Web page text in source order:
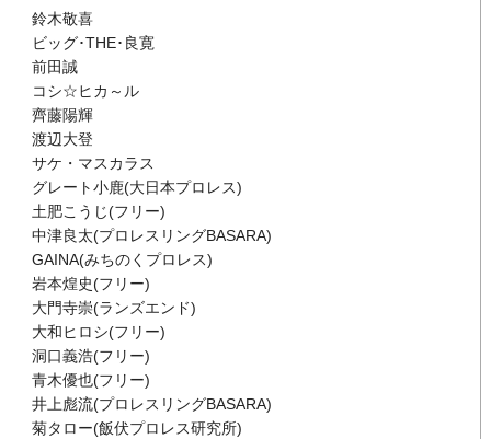
鈴木敬喜
ビッグ･THE･良寛
前田誠
コシ☆ヒカ～ル
齊藤陽輝
渡辺大登
サケ・マスカラス
グレート小鹿(大日本プロレス)
土肥こうじ(フリー)
中津良太(プロレスリングBASARA)
GAINA(みちのくプロレス)
岩本煌史(フリー)
大門寺崇(ランズエンド)
大和ヒロシ(フリー)
洞口義浩(フリー)
青木優也(フリー)
井上彪流(プロレスリングBASARA)
菊タロー(飯伏プロレス研究所)